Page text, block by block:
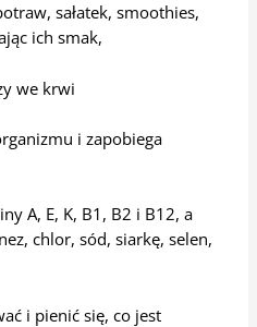
sałatek, smoothies,
ich smak,
we krwi
i zapobiega
A, E, K, B1, B2 i B12, a
chlor, sód, siarkę, selen,
i pienić się, co jest